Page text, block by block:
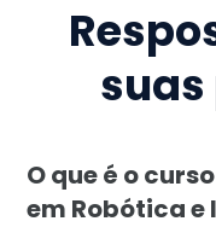
O que é o
em Robótica